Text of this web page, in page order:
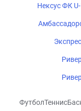
Нексус ФК
ФутболТеннис